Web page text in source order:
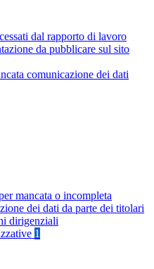
dal rapporto di lavoro
da pubblicare sul sito
comunicazione dei dati
mancata o incompleta
dei dati da parte dei titolari
dirigenziali
1